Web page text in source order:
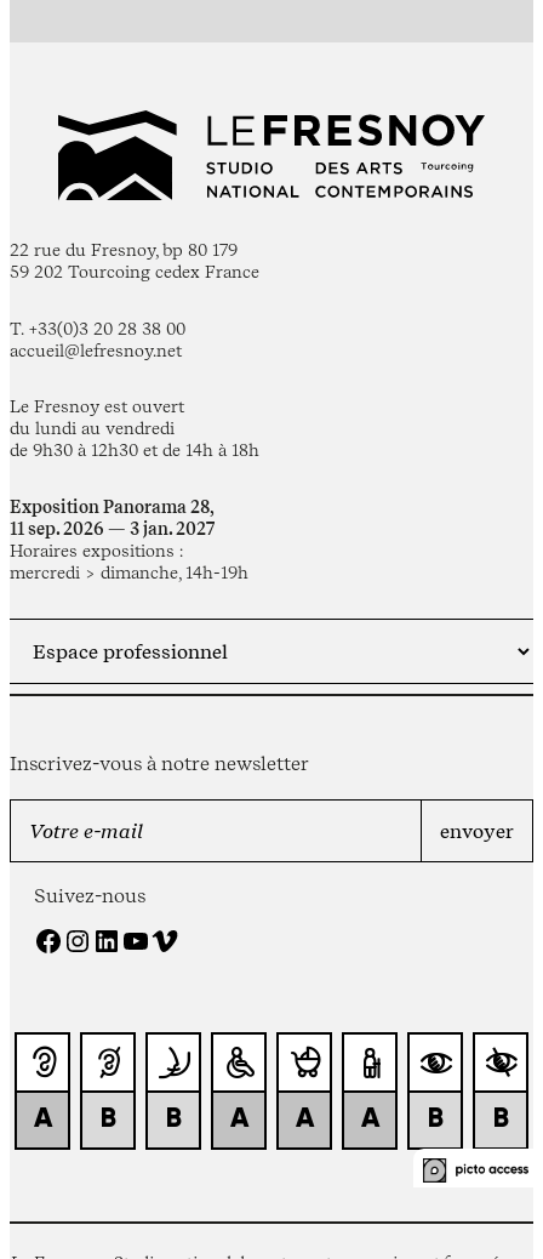
22 rue du Fresnoy, bp 80 179
59 202 Tourcoing cedex France
T. +33(0)3 20 28 38 00
accueil@lefresnoy.net
Le Fresnoy est ouvert
du lundi au vendredi
de 9h30 à 12h30 et de 14h à 18h
Exposition Panorama 28,
11 sep. 2026 — 3 jan. 2027
Horaires expositions :
mercredi > dimanche, 14h-19h
Inscrivez-vous à notre newsletter
Suivez-nous
Facebook Instagram LinkedIn YouTube Vimeo